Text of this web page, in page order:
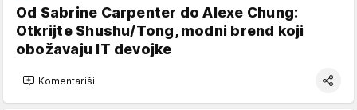
Od Sabrine Carpenter do Alexe Chung:
Otkrijte Shushu/Tong, modni brend koji
obožavaju IT devojke
Komentariši